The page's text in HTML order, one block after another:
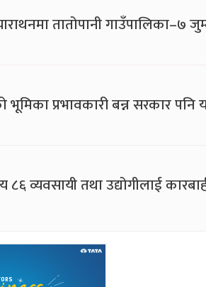
तातोपानी गाउँपालिका–७
प्रभावकारी बन्न सरकार पनि
व्यवसायी तथा उद्योगीलाई